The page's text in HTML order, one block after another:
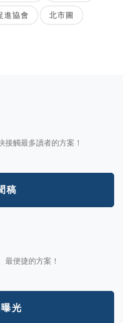
進協會 北市圖
觸最多讀者的方案！
稿
便捷的方案！
光